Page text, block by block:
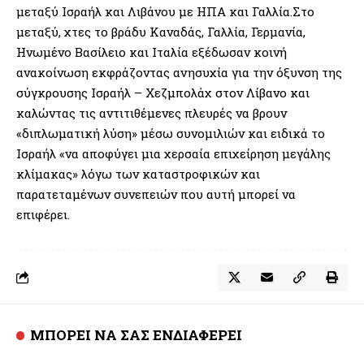
μεταξύ Ισραήλ και Λιβάνου με ΗΠΑ και Γαλλία.Στο
μεταξύ, χτες το βράδυ Καναδάς, Γαλλία, Γερμανία,
Ηνωμένο Βασίλειο και Ιταλία εξέδωσαν κοινή
ανακοίνωση εκφράζοντας ανησυχία για την όξυνση της
σύγκρουσης Ισραήλ – Χεζμπολάχ στον Λίβανο και
καλώντας τις αντιτιθέμενες πλευρές να βρουν
«διπλωματική λύση» μέσω συνομιλιών και ειδικά το
Ισραήλ «να αποφύγει μια χερσαία επιχείρηση μεγάλης
κλίμακας» λόγω των καταστροφικών και
παρατεταμένων συνεπειών που αυτή μπορεί να
επιφέρει.
ΜΠΟΡΕΙ ΝΑ ΣΑΣ ΕΝΔΙΑΦΕΡΕΙ